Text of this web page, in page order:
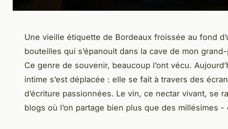
Une vieille étiquette de Bordeaux froissée au fond
bouteilles qui s’épanouit dans la cave de mon
Ce genre de souvenir, beaucoup l’ont vécu.
intime s’est déplacée : elle se fait à travers des
d’écriture passionnées. Le vin, ce nectar vivant, se
blogs où l’on partage bien plus que des millésimes